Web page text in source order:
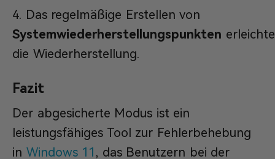
Das regelmäßige Erstellen von
Systemwiederherstellungspunkten
die Wiederherstellung.
Fazit
Der abgesicherte Modus ist ein
leistungsfähiges Tool zur Fehlerbehebung
in Windows 11, das Benutzern bei der